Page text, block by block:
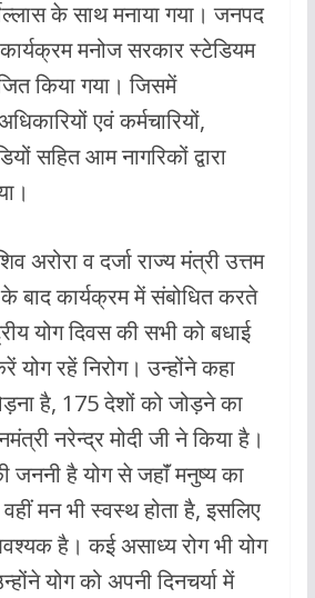
l
के साथ मनाया गया। जनपद
मनोज सरकार स्टेडियम
किया गया। जिसमें
एवं कर्मचारियों,
सहित आम नागरिकों द्वारा
अरोरा व दर्जा राज्य मंत्री उत्तम
के बाद कार्यक्रम में संबोधित करते
योग दिवस की सभी को बधाई
योग रहें निरोग। उन्होंने कहा
है, 175 देशों को जोड़ने का
नरेन्द्र मोदी जी ने किया है।
जननी है योग से जहाॅं मनुष्य का
मन भी स्वस्थ होता है, इसलिए
है। कई असाध्य रोग भी योग
योग को अपनी दिनचर्या में